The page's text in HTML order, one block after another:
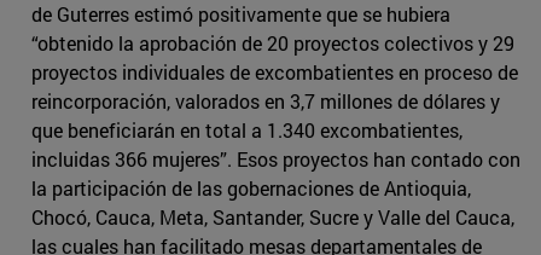
de Guterres estimó positivamente que se hubiera
“obtenido la aprobación de 20 proyectos colectivos y 29
proyectos individuales de excombatientes en proceso de
reincorporación, valorados en 3,7 millones de dólares y
que beneficiarán en total a 1.340 excombatientes,
incluidas 366 mujeres”. Esos proyectos han contado con
la participación de las gobernaciones de Antioquia,
Chocó, Cauca, Meta, Santander, Sucre y Valle del Cauca,
las cuales han facilitado mesas departamentales de